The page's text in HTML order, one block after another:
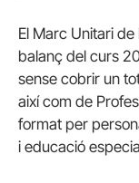
El Marc Unitari
balanç del curs
sense cobrir un
així com de
format per
i educació